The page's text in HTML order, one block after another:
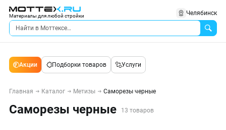
Материалы для любой стройки Челябинск
Акции Подборки товаров Услуги
Главная Каталог Метизы Саморезы черные
Саморезы черные 13 товаров